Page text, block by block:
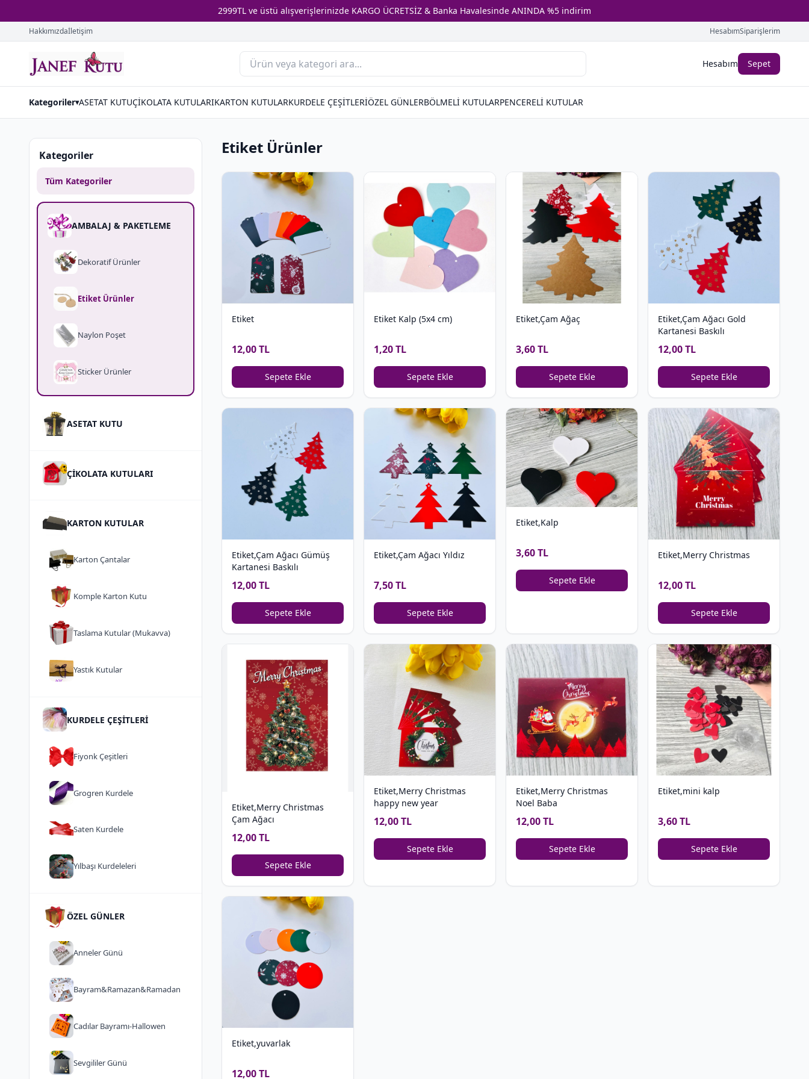
2999TL ve üstü alışverişlerinizde KARGO ÜCRETSİZ & Banka Havalesinde ANINDA %5 indirim
Hakkımızdaİletişim HesabımSiparişlerim
Hesabım Sepet
Kategoriler▾ASETAT KUTUÇİKOLATA KUTULARIKARTON KUTULARKURDELE ÇEŞİTLERİÖZEL GÜNLERBÖLMELİ KUTULARPENCERELİ KUTULAR
Kategoriler
Tüm Kategoriler
AMBALAJ & PAKETLEME
Dekorati̇f Ürünler
Etiket Ürünler
Naylon Poşet
Sticker Ürünler
ASETAT KUTU
ÇİKOLATA KUTULARI
KARTON KUTULAR
Karton Çantalar
Komple Karton Kutu
Taslama Kutular (Mukavva)
Yastık Kutular
KURDELE ÇEŞİTLERİ
Fiyonk Çeşitleri
Grogren Kurdele
Saten Kurdele
Yılbaşı Kurdeleleri
ÖZEL GÜNLER
Anneler Günü
Bayram&Ramazan&Ramadan
Cadılar Bayramı-Hallowen
Sevgililer Günü
Etiket Ürünler
Etiket
12,00 TL
Sepete Ekle
Etiket Kalp (5x4 cm)
1,20 TL
Sepete Ekle
Etiket,Çam Ağaç
3,60 TL
Sepete Ekle
Etiket,Çam Ağacı Gold
Kartanesi Baskılı
12,00 TL
Sepete Ekle
Etiket,Çam Ağacı Gümüş
Kartanesi Baskılı
12,00 TL
Sepete Ekle
Etiket,Çam Ağacı Yıldız
7,50 TL
Sepete Ekle
Etiket,Kalp
3,60 TL
Sepete Ekle
Etiket,Merry Christmas
12,00 TL
Sepete Ekle
Etiket,Merry Christmas
Çam Ağacı
12,00 TL
Sepete Ekle
Etiket,Merry Christmas
happy new year
12,00 TL
Sepete Ekle
Etiket,Merry Christmas
Noel Baba
12,00 TL
Sepete Ekle
Etiket,mini kalp
3,60 TL
Sepete Ekle
Etiket,yuvarlak
12,00 TL